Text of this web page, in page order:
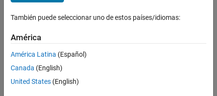
También puede seleccionar uno de estos países/idiomas:
América
América Latina (Español)
Canada (English)
United States (English)